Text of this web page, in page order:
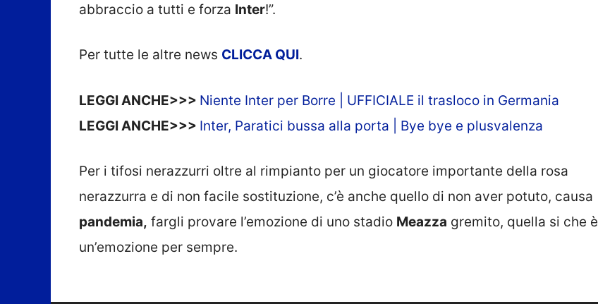
abbraccio a tutti e forza Inter!”.
Per tutte le altre news CLICCA QUI.
LEGGI ANCHE>>> Niente Inter per Borre | UFFICIALE il trasloco in Germania
LEGGI ANCHE>>> Inter, Paratici bussa alla porta | Bye bye e plusvalenza
Per i tifosi nerazzurri oltre al rimpianto per un giocatore importante della rosa
nerazzurra e di non facile sostituzione, c’è anche quello di non aver potuto, causa
pandemia, fargli provare l’emozione di uno stadio Meazza gremito, quella si che è
un’emozione per sempre.